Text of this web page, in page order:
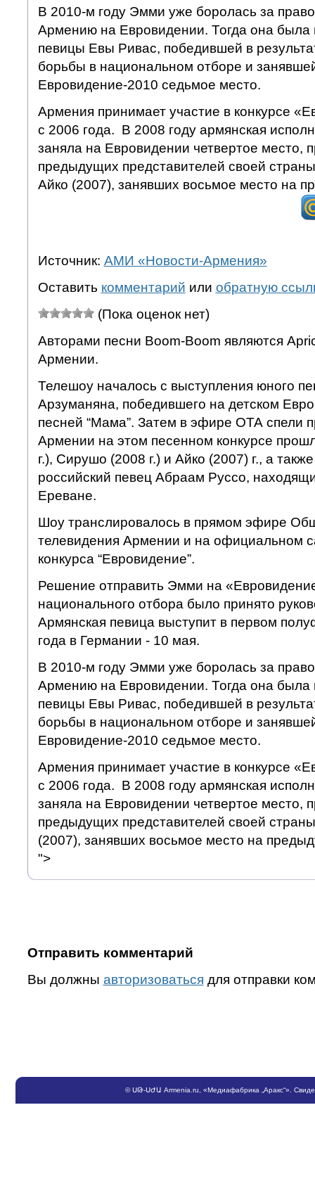
В 2010-м году Эмми уже боролась за
Армению на Евровидении. Тогда она была
певицы Евы Ривас, победившей в
борьбы в национальном отборе и
Евровидение-2010 седьмое место.
Армения принимает участие в конкурсе
с 2006 года. В 2008 году армянская
заняла на Евровидении четвертое место,
предыдущих представителей своей
Айко (2007), занявших восьмое место на
Источник: АМИ «Новости-Армения»
Оставить комментарий или обратную
(Пока оценок нет)
Авторами песни Boom-Boom являются
Армении.
Телешоу началось с выступления юного
Арзуманяна, победившего на детском
песней “Мама”. Затем в эфире ОТА спели
Армении на этом песенном конкурсе
г.), Сирушо (2008 г.) и Айко (2007) г., а
российский певец Абраам Руссо,
Ереване.
Шоу транслировалось в прямом эфире
телевидения Армении и на официальном
конкурса “Евровидение”.
Решение отправить Эмми на
национального отбора было принято
Армянская певица выступит в первом
года в Германии - 10 мая.
В 2010-м году Эмми уже боролась за
Армению на Евровидении. Тогда она была
певицы Евы Ривас, победившей в
борьбы в национальном отборе и
Евровидение-2010 седьмое место.
Армения принимает участие в конкурсе
с 2006 года. В 2008 году армянская
заняла на Евровидении четвертое место,
предыдущих представителей своей
(2007), занявших восьмое место на
">
Отправить комментарий
Вы должны авторизоваться для отправки
©ՍԹ-ՍԺԱ Armenia.ru , «Медиафабрика „Аракс“».